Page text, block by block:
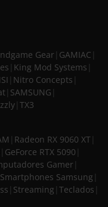
Gear GAMIAC
King Mod Systems
Nitro Concepts
SAMSUNG
TX3
Radeon RX 9060 XT
GeForce RTX 5090
Gamer
Smartphones Samsung
Streaming Teclados